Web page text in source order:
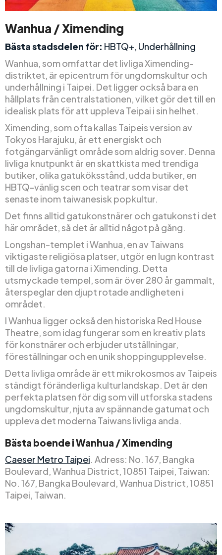
Wanhua / Ximending
Bästa stadsdelen för: HBTQ+, Underhållning
Wanhua, som omfattar det livliga Ximending-
distriktet, är epicentrum för ungdomskultur och
underhållning i Taipei. Det ligger också bara en
hållplats från centralstationen, vilket gör det till en
idealisk plats för att uppleva Teipai i sin helhet.
Ximending, som ofta kallas Taipeis version av
Tokyos Harajuku, är ett energiskt och
fotgängarvänligt område som aldrig sover. Denna
livliga knutpunkt är en skattkista med trendiga
butiker, olika gatuköksstånd, udda butiker, en
HBTQ-vänlig scen och teatrar som visar det
senaste inom taiwanesisk popkultur.
Det finns alltid gatukonstnärer och gatukonst i det
här området, så det är alltid något på gång.
Longshan-templet i Wanhua, en av Taiwans
viktigaste religiösa platser, utgör en lugn kontrast
till de livliga gatorna i Ximending. Detta
utsmyckade tempel, som är över 280 år gammalt,
återspeglar den djupt rotade andligheten i
området.
I Wanhua ligger också den historiska Red House
Theatre, som idag fungerar som en kreativ plats
för konstnärer och erbjuder utställningar,
föreställningar och en unik shoppingupplevelse.
Detta livliga område är ett mikrokosmos av Taipeis
ständigt föränderliga kulturlandskap. Det är den
perfekta platsen för dig som vill utforska stadens
ungdomskultur, njuta av spännande gatumat och
uppleva det moderna Taiwans livliga anda.
Bästa boende i Wanhua / Ximending
Caeser Metro Taipei. Adress: No. 167, Bangka
Boulevard, Wanhua District, 10851 Taipei, Taiwan:
No. 167, Bangka Boulevard, Wanhua District, 10851
Taipei, Taiwan.